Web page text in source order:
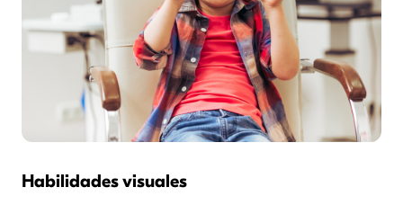
Habilidades visuales